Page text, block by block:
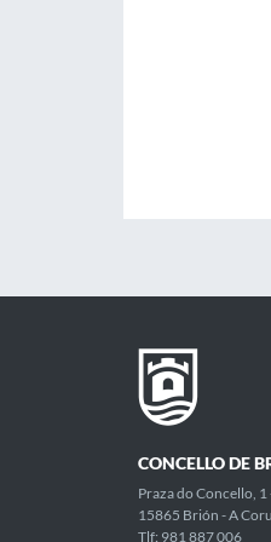
CONCELLO DE
Praza do Concello,
15865 Brión - A
Tlf: 981 887 006